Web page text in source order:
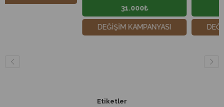
DEĞİŞİM KAMPANYASI DEĞİŞİM
Etiketler